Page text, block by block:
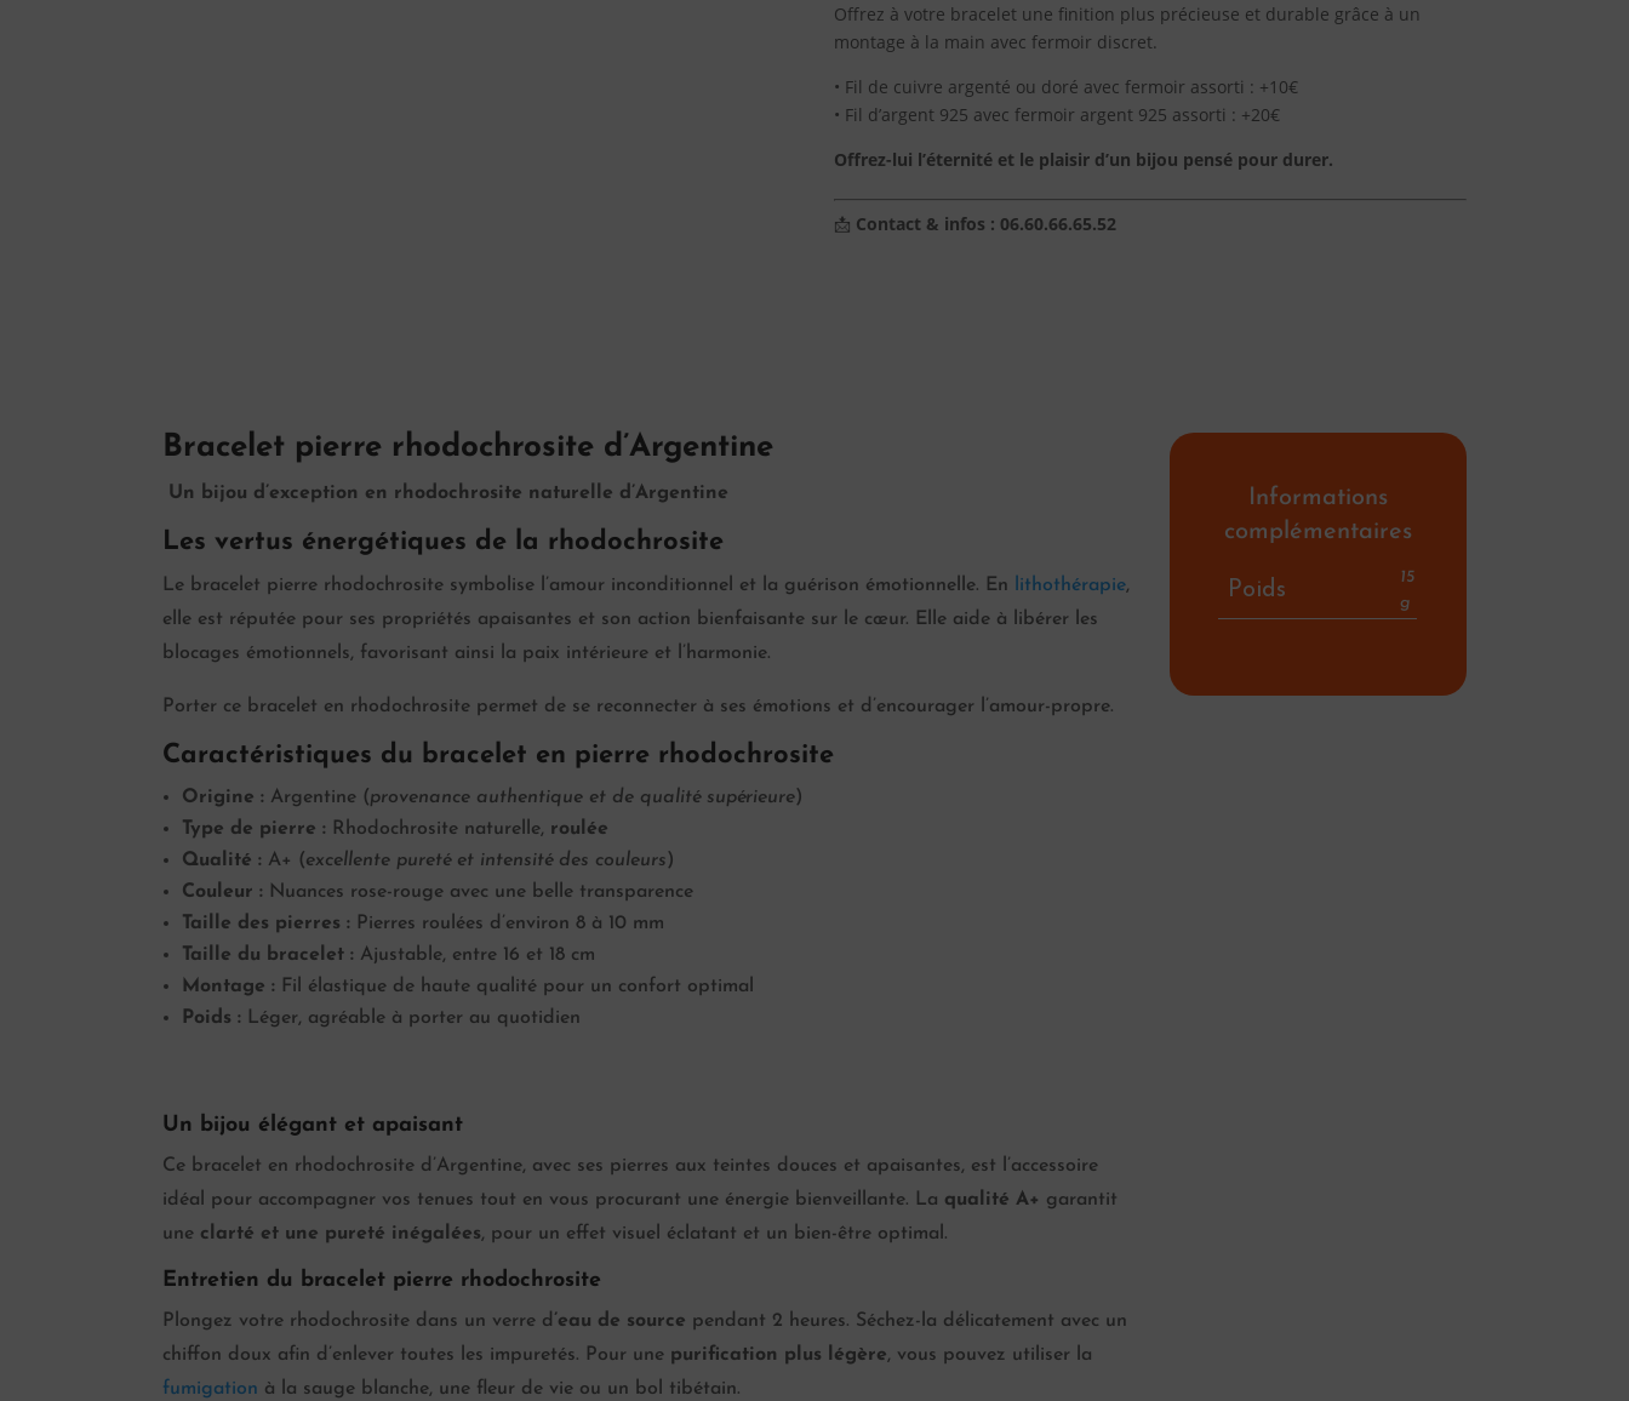
Offrez à votre bracelet une finition plus précieuse et durable grâce à un
montage à la main avec fermoir discret.
• Fil de cuivre argenté ou doré avec fermoir assorti : +10€
• Fil d’argent 925 avec fermoir argent 925 assorti : +20€
Offrez-lui l’éternité et le plaisir d’un bijou pensé pour durer.
📩 Contact & infos : 06.60.66.65.52
Bracelet pierre rhodochrosite d’Argentine
Un bijou d’exception en rhodochrosite naturelle d’Argentine
Les vertus énergétiques de la rhodochrosite
Le bracelet pierre rhodochrosite symbolise l’amour inconditionnel et la guérison émotionnelle. En lithothérapie,
elle est réputée pour ses propriétés apaisantes et son action bienfaisante sur le cœur. Elle aide à libérer les
blocages émotionnels, favorisant ainsi la paix intérieure et l’harmonie.
Porter ce bracelet en rhodochrosite permet de se reconnecter à ses émotions et d’encourager l’amour-propre.
Caractéristiques du bracelet en pierre rhodochrosite
Origine : Argentine (provenance authentique et de qualité supérieure)
Type de pierre : Rhodochrosite naturelle, roulée
Qualité : A+ (excellente pureté et intensité des couleurs)
Couleur : Nuances rose-rouge avec une belle transparence
Taille des pierres : Pierres roulées d’environ 8 à 10 mm
Taille du bracelet : Ajustable, entre 16 et 18 cm
Montage : Fil élastique de haute qualité pour un confort optimal
Poids : Léger, agréable à porter au quotidien
Un bijou élégant et apaisant
Ce bracelet en rhodochrosite d’Argentine, avec ses pierres aux teintes douces et apaisantes, est l’accessoire
idéal pour accompagner vos tenues tout en vous procurant une énergie bienveillante. La qualité A+ garantit
une clarté et une pureté inégalées, pour un effet visuel éclatant et un bien-être optimal.
Entretien du bracelet pierre rhodochrosite
Plongez votre rhodochrosite dans un verre d ’eau de source pendant 2 heures. Séchez-la délicatement avec un
chiffon doux afin d’enlever toutes les impuretés. Pour une purification plus légère, vous pouvez utiliser la
fumigation à la sauge blanche, une fleur de vie ou un bol tibétain.
Informations
complémentaires
Poids
15
g